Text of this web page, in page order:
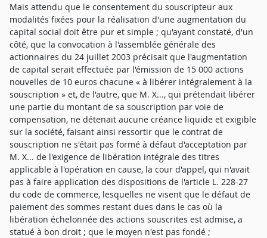
Mais attendu que le consentement du souscripteur aux
modalités fixées pour la réalisation d'une augmentation du
capital social doit être pur et simple ; qu'ayant constaté, d'un
côté, que la convocation à l'assemblée générale des
actionnaires du 24 juillet 2003 précisait que l'augmentation
de capital serait effectuée par l'émission de 15 000 actions
nouvelles de 10 euros chacune « à libérer intégralement à la
souscription » et, de l'autre, que M. X..., qui prétendait libérer
une partie du montant de sa souscription par voie de
compensation, ne détenait aucune créance liquide et exigible
sur la société, faisant ainsi ressortir que le contrat de
souscription ne s'était pas formé à défaut d'acceptation par
M. X... de l'exigence de libération intégrale des titres
applicable à l'opération en cause, la cour d'appel, qui n'avait
pas à faire application des dispositions de l'article L. 228-27
du code de commerce, lesquelles ne visent que le défaut de
paiement des sommes restant dues dans le cas où la
libération échelonnée des actions souscrites est admise, a
statué à bon droit ; que le moyen n'est pas fondé ;